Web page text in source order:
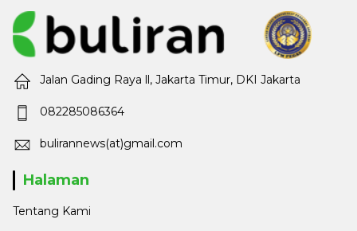
Jalan Gading Raya ll, Jakarta Timur, DKI Jakarta
082285086364
bulirannews(at)gmail.com
Halaman
Tentang Kami